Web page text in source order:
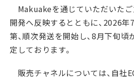
Makuakeを通じていただいた
開発へ反映するとともに、2026
第、順次発送を開始し、8月下旬
定しております。
販売チャネルについては、自社